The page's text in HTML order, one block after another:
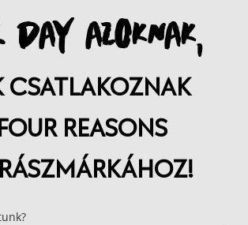
DAY AZOKNAK,
CSATLAKOZNAK
REASONS